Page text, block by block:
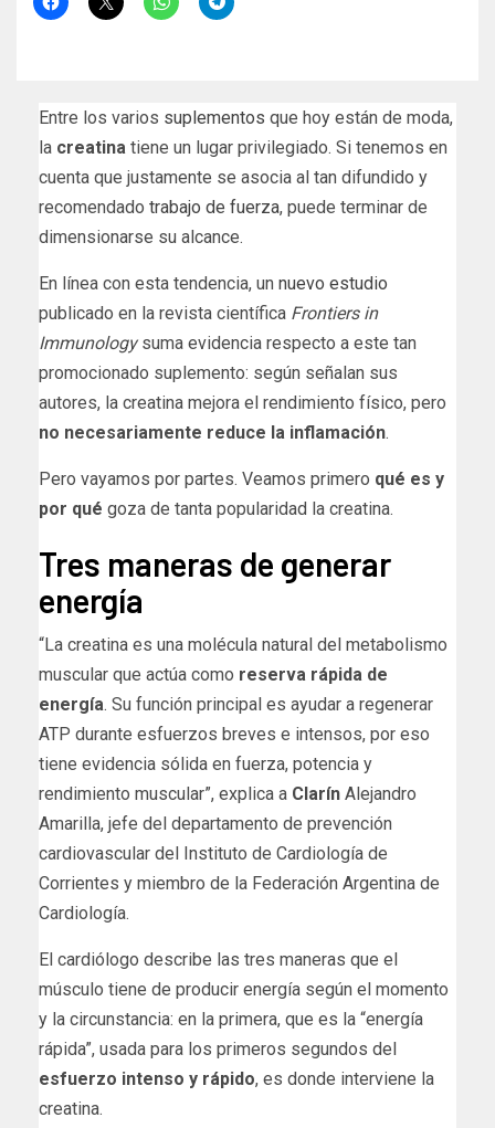
Entre los varios suplementos que hoy están de moda,
la creatina tiene un lugar privilegiado. Si tenemos en
cuenta que justamente se asocia al tan difundido y
recomendado trabajo de fuerza, puede terminar de
dimensionarse su alcance.
En línea con esta tendencia, un nuevo estudio
publicado en la revista científica Frontiers in
Immunologysuma evidencia respecto a este tan
promocionado suplemento: según señalan sus
autores, la creatina mejora el rendimiento físico, pero
no necesariamente reduce la inflamación.
Pero vayamos por partes. Veamos primero qué es y
por qué goza de tanta popularidad la creatina.
Tres maneras de generar
energía
“La creatina es una molécula natural del metabolismo
muscular que actúa como reserva rápida de
energía. Su función principal es ayudar a regenerar
ATP durante esfuerzos breves e intensos, por eso
tiene evidencia sólida en fuerza, potencia y
rendimiento muscular”, explica a Clarín Alejandro
Amarilla, jefe del departamento de prevención
cardiovascular del Instituto de Cardiología de
Corrientes y miembro de la Federación Argentina de
Cardiología.
El cardiólogo describe las tres maneras que el
músculo tiene de producir energía según el momento
y la circunstancia: en la primera, que es la “energía
rápida”, usada para los primeros segundos del
esfuerzo intenso y rápido, es donde interviene la
creatina.